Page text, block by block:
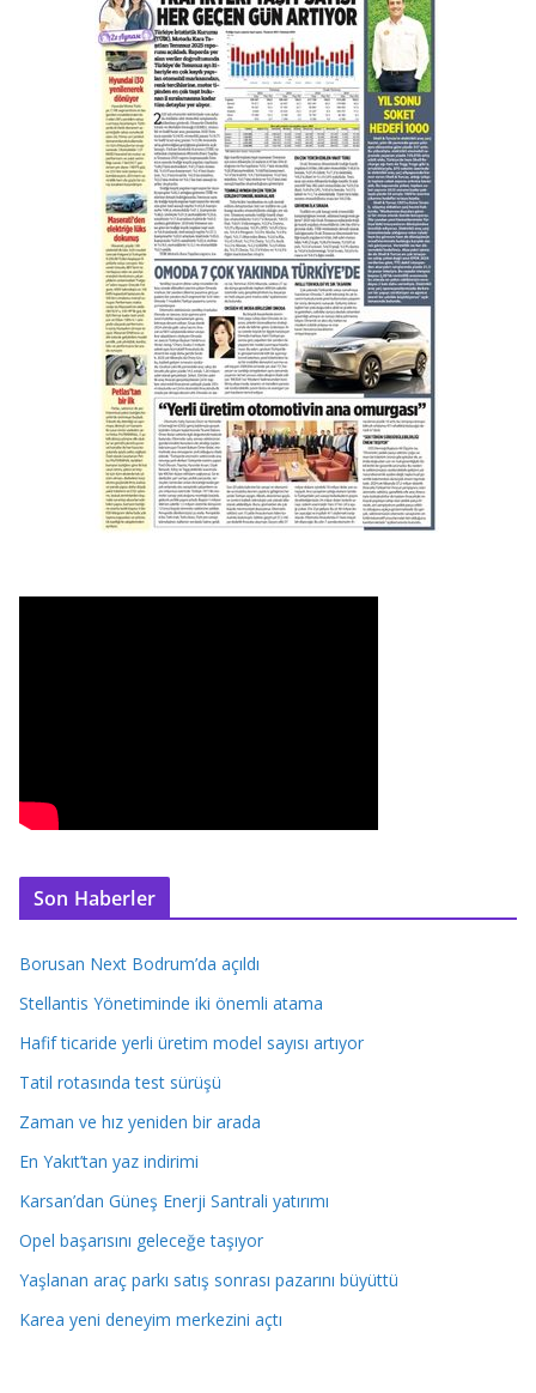
Son Haberler
Borusan Next Bodrum’da açıldı
Stellantis Yönetiminde iki önemli atama
Hafif ticaride yerli üretim model sayısı artıyor
Tatil rotasında test sürüşü
Zaman ve hız yeniden bir arada
En Yakıt’tan yaz indirimi
Karsan’dan Güneş Enerji Santrali yatırımı
Opel başarısını geleceğe taşıyor
Yaşlanan araç parkı satış sonrası pazarını büyüttü
Karea yeni deneyim merkezini açtı